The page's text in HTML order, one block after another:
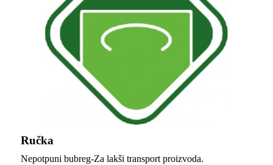
Ručka
Nepotpuni bubreg-Za lakši transport proizvoda.